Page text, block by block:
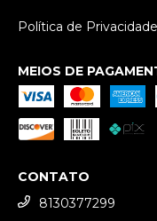
Política de Privacidade
MEIOS DE
CONTATO
8130377299